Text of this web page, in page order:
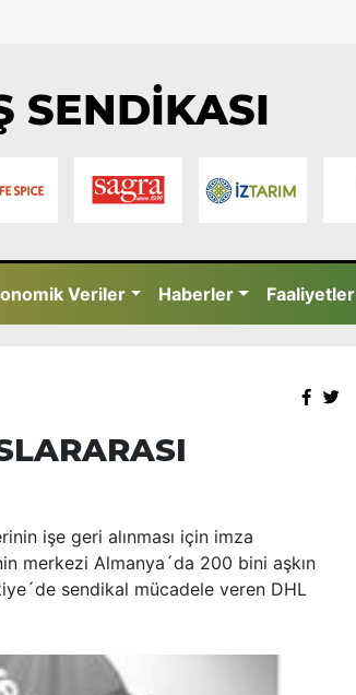
SENDİKASI
Veriler Haberler Faaliyetler
işe geri alınması için imza
merkezi Almanya´da 200 bini aşkın
sendikal mücadele veren DHL